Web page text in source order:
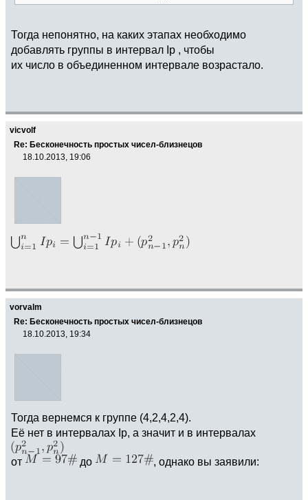
Тогда непонятно, на каких этапах необходимо
добавлять группы в интервал Iр , чтобы
их число в объединенном интервале возрастало.
vicvolf
Re: Бесконечность простых чисел-близнецов
18.10.2013, 19:06
vorvalm
Re: Бесконечность простых чисел-близнецов
18.10.2013, 19:34
Тогда вернемся к группе (4,2,4,2,4).
Её нет в интервалах Ip, а значит и в интервалах
от до , однако вы заявили: